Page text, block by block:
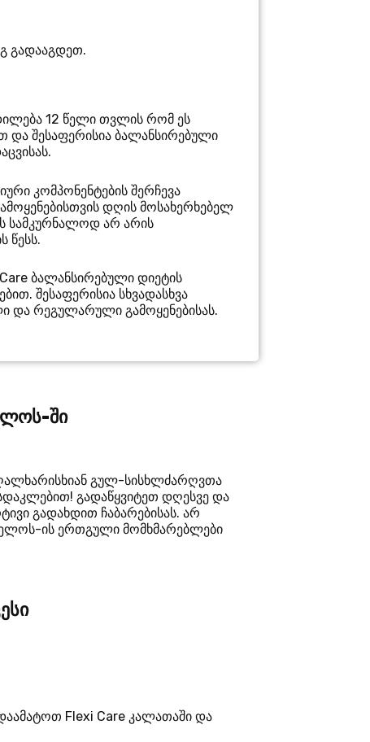
გადააგდეთ.
12 წელი თვლის რომ ეს
და შესაფერისია ბალანსირებული
კომპონენტების შერჩევა
დღის მოსახერხებელ
სამკურნალოდ არ არის
წესს.
ბალანსირებული დიეტის
შესაფერისია სხვადასხვა
და რეგულარული გამოყენებისას.
ში
გულ-სისხლძარღვთა
გადაწყვიტეთ დღესვე და
გადახდით ჩაბარებისას. არ
ის ერთგული მომხმარებლები
Flexi Care კალათაში და